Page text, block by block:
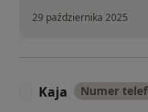
29 października 2025
Kaja Numer